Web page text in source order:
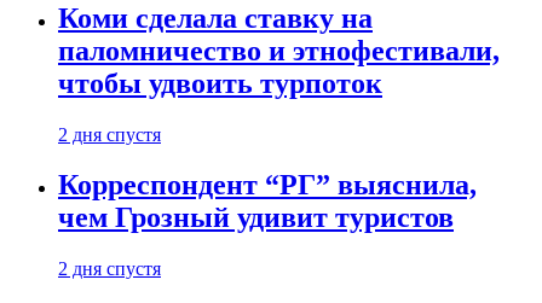
Коми сделала ставку на
паломничество и этнофестивали,
чтобы удвоить турпоток
2 дня спустя
Корреспондент “РГ” выяснила,
чем Грозный удивит туристов
2 дня спустя